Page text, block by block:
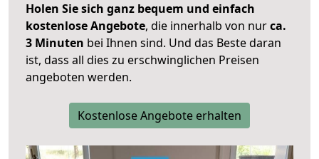
Holen Sie sich ganz bequem und einfach
kostenlose Angebote, die innerhalb von nurca.
3 Minuten bei Ihnen sind. Und das Beste daran
ist, dass all dies zu erschwinglichen Preisen
angeboten werden.
Kostenlose Angebote erhalten